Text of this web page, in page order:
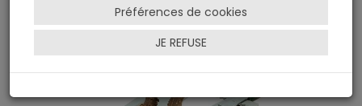
Préférences de cookies
JE REFUSE